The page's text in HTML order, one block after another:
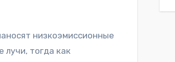
низкоэмиссионные
лучи, тогда как